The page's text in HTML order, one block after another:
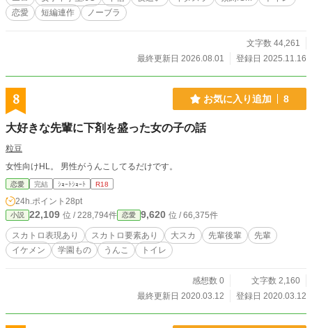
恋愛
短編連作 ノーブラ
文字数 44,261
最終更新日 2026.08.01
登録日 2025.11.16
8 お気に入り追加 8
大好きな先輩に下剤を盛った女の子の話
粒豆
女性向けHL。 男性がうんこしてるだけです。
恋愛 完結 ｼｮｰﾄｼｮｰﾄ R18
24h.ポイント 28pt
小説 22,109 位 / 228,794件 恋愛 9,620 位 / 66,375件
スカトロ表現あり スカトロ要素あり 大スカ 先輩後輩
先輩
イケメン
学園もの うんこ トイレ
感想数 0
文字数 2,160
最終更新日 2020.03.12
登録日 2020.03.12